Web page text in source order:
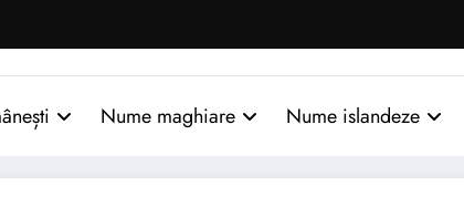
Nume maghiare Nume islandeze